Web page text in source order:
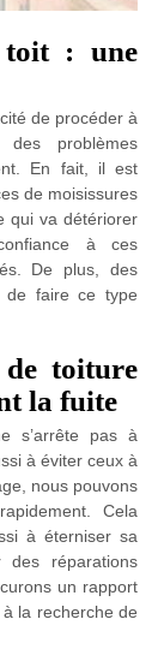
toit : une
de procéder à
problèmes
En fait, il est
de moisissures
qui va détériorer
à ces
De plus, des
de faire ce type
de toiture
la fuite
s’arrête pas à
à éviter ceux à
nous pouvons
Cela
à éterniser sa
des réparations
un rapport
la recherche de